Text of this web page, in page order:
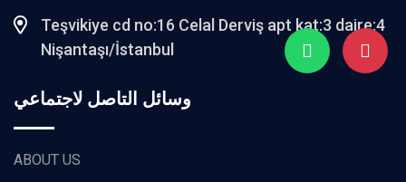
Teşvikiye cd no:16 Celal Derviş apt kat:3 daire:4
Nişantaşı/İstanbul
وسائل التاصل لاجتماعي
ABOUT US